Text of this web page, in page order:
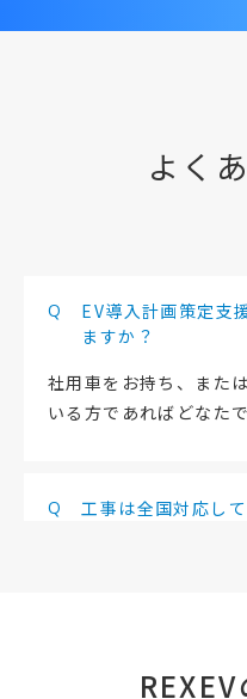
よく
Q
EV導入計画策定支
ますか？
社用車をお持ち、また
いる方であればどなた
Q 工事は全国対応し